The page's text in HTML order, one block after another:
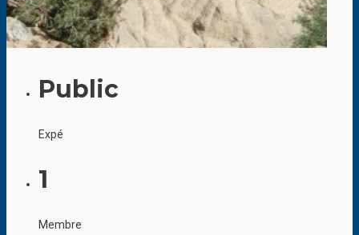
Public
Expé
1
Membre